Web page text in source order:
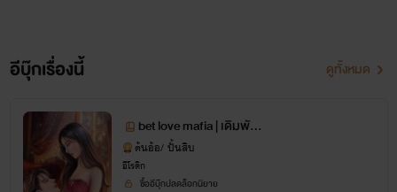
อีบุ๊กเรื่องนี้ ดูทั้งหมด
bet love mafia | เดิมพันรั
กมาเฟีย
ต้นอ้อ/ ปั้นสิบ
อีโรติก
ซื้ออีบุ๊กปลดล็อกนิยาย